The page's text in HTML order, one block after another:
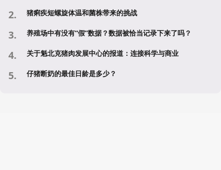
猪痢疾短螺旋体温和菌株带来的挑战
养殖场中有没有“假”数据？数据被恰当记录下来了吗？
关于魁北克猪肉发展中心的报道：连接科学与商业
仔猪断奶的最佳日龄是多少？